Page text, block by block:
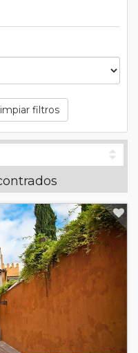
filtros